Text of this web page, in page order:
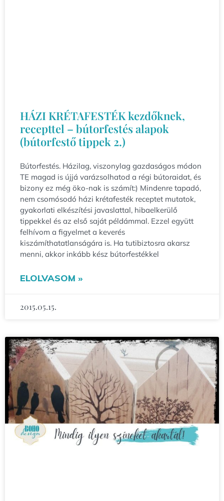
HÁZI KRÉTAFESTÉK kezdőknek,
recepttel – bútorfestés alapok
(bútorfestő tippek 2.)
Bútorfestés. Házilag, viszonylag gazdaságos módon
TE magad is újjá varázsolhatod a régi bútoraidat, és
bizony ez még öko-nak is számít:) Mindenre tapadó,
nem csomósodó házi krétafesték receptet mutatok,
gyakorlati elkészítési javaslattal, hibaelkerülő
tippekkel és az első saját példámmal. Ezzel együtt
felhívom a figyelmet a keverés
kiszámíthatatlanságára is. Ha tutibiztosra akarsz
menni, akkor inkább kész bútorfestékkel
ELOLVASOM »
2015.05.15.